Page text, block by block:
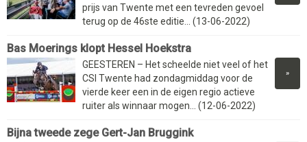
prijs van Twente met een tevreden gevoel
terug op de 46ste editie... (13-06-2022)
Bas Moerings klopt Hessel Hoekstra
»
GEESTEREN – Het scheelde niet veel of het
CSI Twente had zondagmiddag voor de
vierde keer een in de eigen regio actieve
ruiter als winnaar mogen... (12-06-2022)
Bijna tweede zege Gert-Jan Bruggink